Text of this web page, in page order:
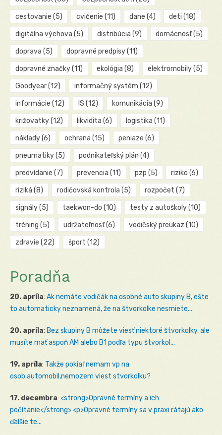
cestovanie (5) cvičenie (11) dane (4) deti (18)
digitálna výchova (5) distribúcia (9) domácnosť(5)
doprava (5) dopravné predpisy(11)
dopravné značky(11) ekológia (8) elektromobily(5)
Goodyear(12) informačný systém (12)
informácie (12) IS (12) komunikácia (9)
križovatky(12) likvidita (6) logistika (11)
náklady(6) ochrana (15) peniaze (6)
pneumatiky(5) podnikateľský plán (4)
predvídanie (7) prevencia (11) pzp (5) riziko (6)
riziká (8) rodičovská kontrola (5) rozpočet (7)
signály(5) taekwon-do (10) testy z autoškoly(10)
tréning (5) udržateľnosť(6) vodičský preukaz (10)
zdravie (22) šport (12)
Poradňa
20. apríla: Ak nemáte vodičák na osobné auto skupiny B, ešte
to automaticky neznamená, že na štvorkolke nesmiete...
20. apríla: Bez skupiny B môžete viesť niektoré štvorkolky, ale
musíte mať aspoň AM alebo B1 podľa typu štvorkol...
19. apríla: Takže pokiaľ nemam vp na
osob.automobil,nemozem viest stvorkolku?
17. decembra: <strong>Opravné termíny a ich
počítanie</strong> <p>Opravné termíny sa v praxi rátajú ako
ďalšie te...